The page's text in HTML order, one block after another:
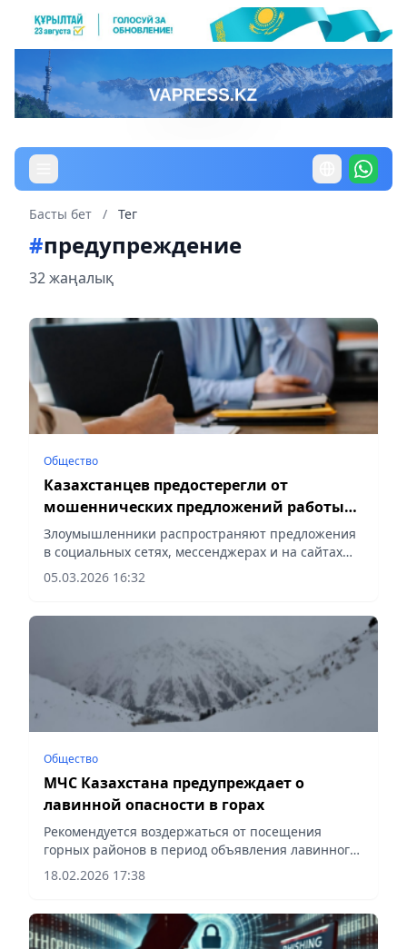
Басты бет / Тег
#предупреждение
32 жаңалық
Общество
Казахстанцев предостерегли от
мошеннических предложений работы
за границей
Злоумышленники распространяют предложения
в социальных сетях, мессенджерах и на сайтах
объявлений, обещая высокий доход, сообщает
Vecher.kz.
05.03.2026 16:32
Общество
МЧС Казахстана предупреждает о
лавинной опасности в горах
Рекомендуется воздержаться от посещения
горных районов в период объявления лавинного
предупреждения, сообщает Vecher.kz.
18.02.2026 17:38